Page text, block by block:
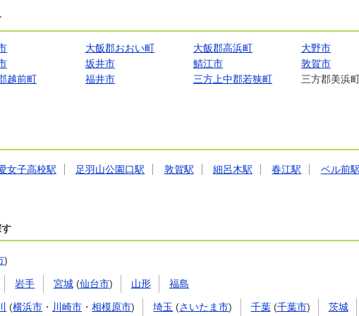
大飯郡おおい町 大飯郡高浜町
大野市
坂井市 鯖江市
敦賀市
越前町 福井市 三方上中郡若狭町
三方郡美浜
女子高校駅 足羽山公園口駅 敦賀駅 細呂木駅 春江駅
ベル前駅
)
岩手 宮城(仙台市) 山形 福島
(横浜市 ・ 川崎市 ・相模原市) 埼玉 (さいたま市) 千葉(千葉市) 茨城